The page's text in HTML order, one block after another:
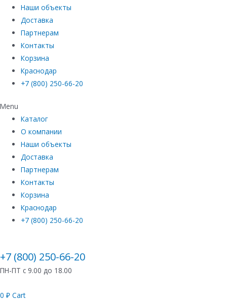
Наши объекты
Доставка
Партнерам
Контакты
Корзина
Краснодар
+7 (800) 250-66-20
Menu
Каталог
О компании
Наши объекты
Доставка
Партнерам
Контакты
Корзина
Краснодар
+7 (800) 250-66-20
+7 (800) 250-66-20
ПН-ПТ с 9.00 до 18.00
0 ₽ Cart